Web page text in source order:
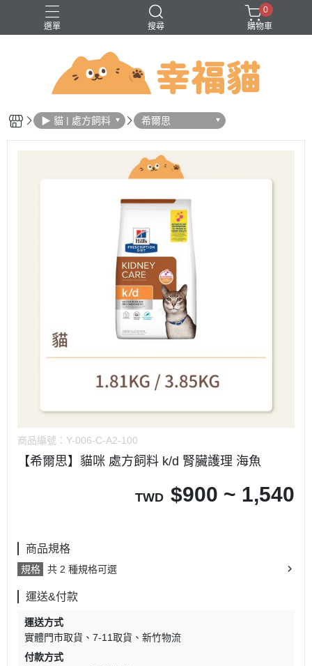
選單 搜尋
巔峰 法米納 無穀
0
購物車
▶ 貓 | 處方飼料 希爾思
商品編號： Y-006-C-A2-100
【希爾思】貓咪 處方飼料 k/d 腎臟護理 海魚
TWD $900 ~ 1,540
商品規格
規格 共 2 種規格可選
運送&付款
運送方式
實體門市取貨
7-11取貨
新竹物流
付款方式